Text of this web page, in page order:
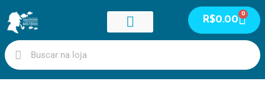
R$0.00
0